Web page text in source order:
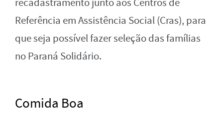
recadastramento junto aos Centros de
Referência em Assistência Social (Cras), para
que seja possível fazer seleção das famílias
no Paraná Solidário.
Comida Boa